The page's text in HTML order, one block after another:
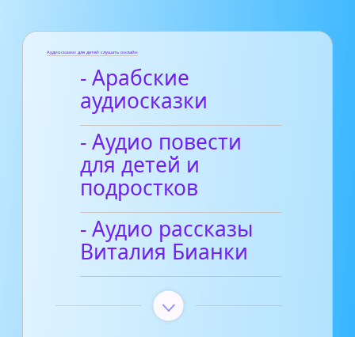
Аудиосказки для детей слушать онлайн
- Арабские
аудиосказки
- Аудио повести
для детей и
подростков
- Аудио рассказы
Виталия Бианки